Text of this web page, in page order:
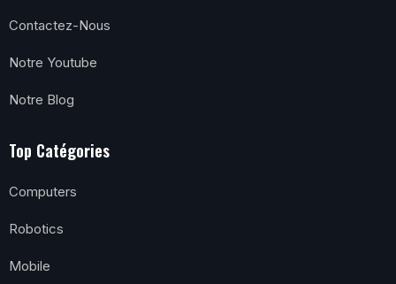
Contactez-Nous
Notre Youtube
Notre Blog
Top Catégories
Computers
Robotics
Mobile